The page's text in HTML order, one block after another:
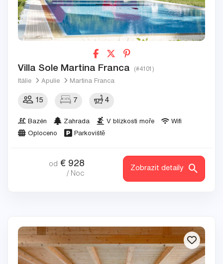
Villa Sole Martina Franca (#4101)
Itálie Apulie Martina Franca
15 7 4
Bazén Zahrada V blízkosti moře
Wifi
Oploceno
Parkoviště
od € 928
/ Noc
Zobrazit detaily